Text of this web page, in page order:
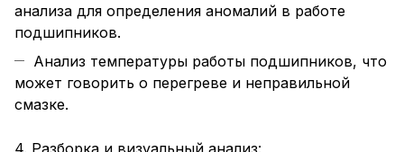
анализа для определения аномалий в работе
подшипников.
Анализ температуры работы подшипников, что
может говорить о перегреве и неправильной
смазке.
4. Разборка и визуальный анализ: